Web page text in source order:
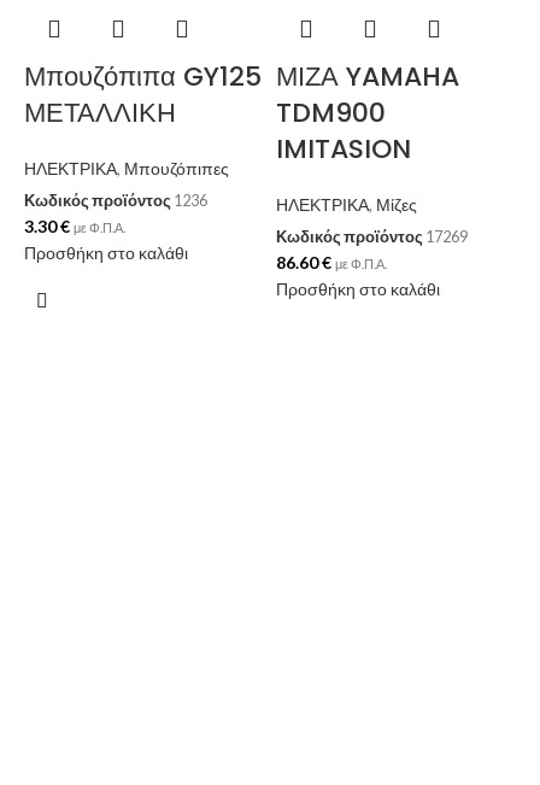
Μπουζόπιπα GY125
ΜΕΤΑΛΛΙΚΗ
ΗΛΕΚΤΡΙΚΑ, Μπουζόπιπες
Κωδικός προϊόντος 1236
3.30€ με Φ.Π.Α.
Προσθήκη στο καλάθι
ΜΙΖΑ YAMAHA
TDM900
IMITASION
ΗΛΕΚΤΡΙΚΑ, Μίζες
Κωδικός προϊόντος 17269
86.60€ με Φ.Π.Α.
Προσθήκη στο καλάθι